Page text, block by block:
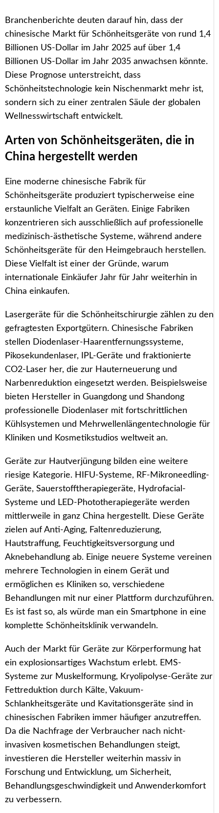
Branchenberichte deuten darauf hin, dass der
chinesische Markt für Schönheitsgeräte von rund 1,4
Billionen US-Dollar im Jahr 2025 auf über 1,4
Billionen US-Dollar im Jahr 2035 anwachsen könnte.
Diese Prognose unterstreicht, dass
Schönheitstechnologie kein Nischenmarkt mehr ist,
sondern sich zu einer zentralen Säule der globalen
Wellnesswirtschaft entwickelt.
Arten von Schönheitsgeräten, die in
China hergestellt werden
Eine moderne chinesische Fabrik für
Schönheitsgeräte produziert typischerweise eine
erstaunliche Vielfalt an Geräten. Einige Fabriken
konzentrieren sich ausschließlich auf professionelle
medizinisch-ästhetische Systeme, während andere
Schönheitsgeräte für den Heimgebrauch herstellen.
Diese Vielfalt ist einer der Gründe, warum
internationale Einkäufer Jahr für Jahr weiterhin in
China einkaufen.
Lasergeräte für die Schönheitschirurgie zählen zu den
gefragtesten Exportgütern. Chinesische Fabriken
stellen Diodenlaser-Haarentfernungssysteme,
Pikosekundenlaser, IPL-Geräte und fraktionierte
CO2-Laser her, die zur Hauterneuerung und
Narbenreduktion eingesetzt werden. Beispielsweise
bieten Hersteller in Guangdong und Shandong
professionelle Diodenlaser mit fortschrittlichen
Kühlsystemen und Mehrwellenlängentechnologie für
Kliniken und Kosmetikstudios weltweit an.
Geräte zur Hautverjüngung bilden eine weitere
riesige Kategorie. HIFU-Systeme, RF-Mikroneedling-
Geräte, Sauerstofftherapiegeräte, Hydrofacial-
Systeme und LED-Phototherapiegeräte werden
mittlerweile in ganz China hergestellt. Diese Geräte
zielen auf Anti-Aging, Faltenreduzierung,
Hautstraffung, Feuchtigkeitsversorgung und
Aknebehandlung ab. Einige neuere Systeme vereinen
mehrere Technologien in einem Gerät und
ermöglichen es Kliniken so, verschiedene
Behandlungen mit nur einer Plattform durchzuführen.
Es ist fast so, als würde man ein Smartphone in eine
komplette Schönheitsklinik verwandeln.
Auch der Markt für Geräte zur Körperformung hat
ein explosionsartiges Wachstum erlebt. EMS-
Systeme zur Muskelformung, Kryolipolyse-Geräte zur
Fettreduktion durch Kälte, Vakuum-
Schlankheitsgeräte und Kavitationsgeräte sind in
chinesischen Fabriken immer häufiger anzutreffen.
Da die Nachfrage der Verbraucher nach nicht-
invasiven kosmetischen Behandlungen steigt,
investieren die Hersteller weiterhin massiv in
Forschung und Entwicklung, um Sicherheit,
Behandlungsgeschwindigkeit und Anwenderkomfort
zu verbessern.